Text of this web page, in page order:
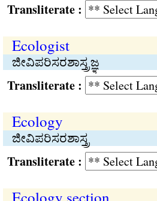
:
Ecologist
ಜೀವಿಪರಿಸರಶಾಸ್ತ್ರಜ್ಞ
:
Ecology
ಜೀವಿಪರಿಸರಶಾಸ್ತ್ರ
: